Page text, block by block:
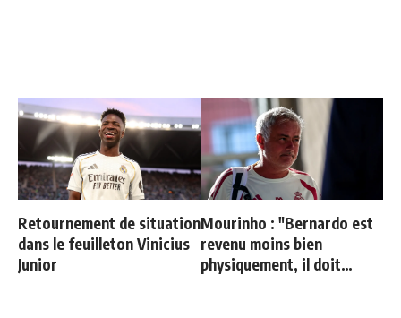
Retournement de situation
dans le feuilleton Vinicius
Junior
Mourinho : "Bernardo est
revenu moins bien
physiquement, il doit